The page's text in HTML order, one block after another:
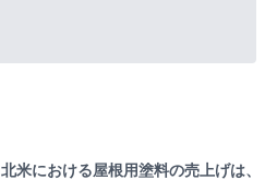
北米における屋根用塗料の売上げは、